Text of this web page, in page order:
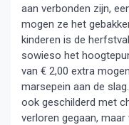
aan verbonden zijn,
mogen ze het
kinderen is de
sowieso het
van € 2,00 extra
marsepein aan de
ook geschilderd met
verloren gegaan,